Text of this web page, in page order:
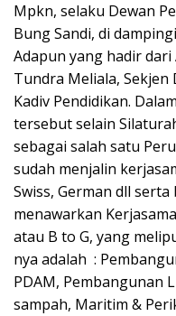
Mpkn, selaku Dewan
Bung Sandi, di
Adapun yang hadir
Tundra Meliala, Sekjen
Kadiv Pendidikan.
tersebut selain
sebagai salah satu
sudah menjalin
Swiss, German dll
menawarkan
atau B to G, yang
nya adalah :
PDAM, Pembangunan
sampah, Maritim &